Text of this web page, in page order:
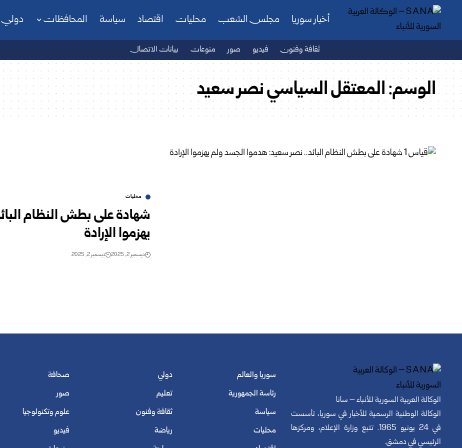
أخبار سوريا مجلس الشعب محليات اقتصاد سياسة المحافظات دولي
ثقافة وفنون فيديو صور منوعات بيانات الاتصال
الوسم:المعتقل السياسي نصر سعيد
محليات
شهادة على بطش النظام
يهزموا الإرادة
ديسمبر 2, 2025 ديسمبر 2, 2025
الوكالة العربية السورية للأنباء – سانا
الوكالة الوطنية الرسمية للأخبار في سوريا، تأسست
في 24 يونيو 1965. تتبع وزارة الإعلام، ومركزها
الرئيسي في دمشق.
سوريا والعالم
رئاسة الجمهورية
سياسة
محليات
دولي
تعليم
ثقافة وفنون
رياضة
صحافة
صور
علوم وتكنولوجيا
فيديو